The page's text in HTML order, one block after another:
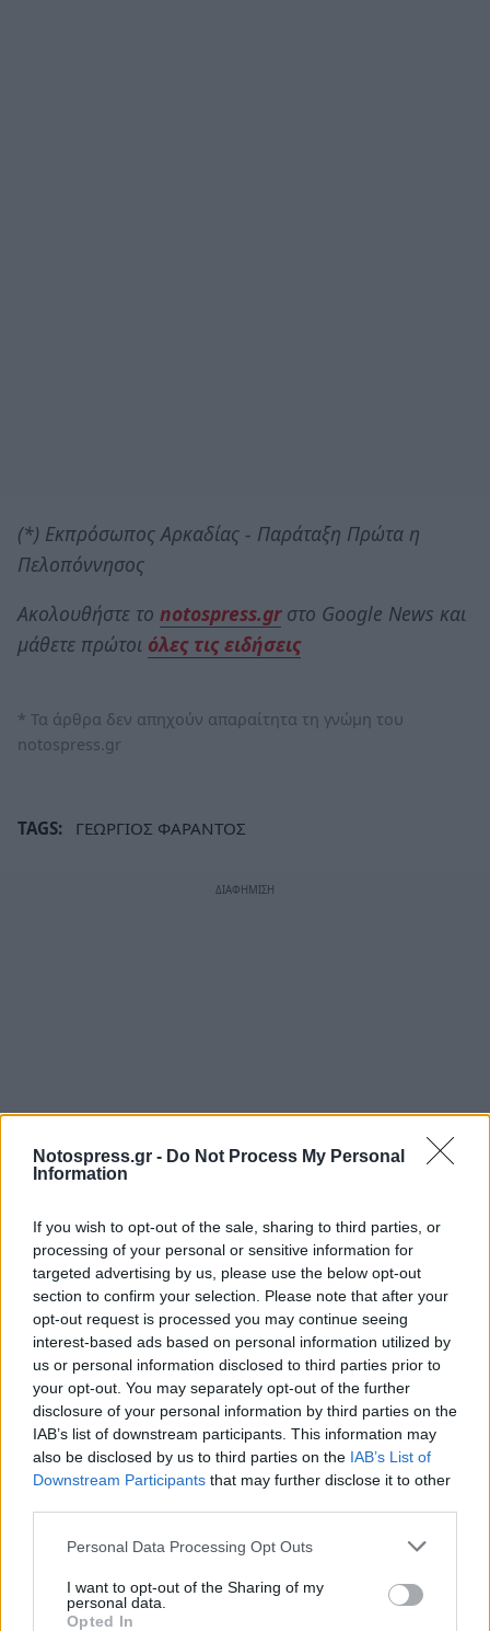
Notospress.gr - Do Not Process My Personal
Information
If you wish to opt-out of the sale, sharing to third parties, or
processing of your personal or sensitive information for
targeted advertising by us, please use the below opt-out
section to confirm your selection. Please note that after your
opt-out request is processed you may continue seeing
interest-based ads based on personal information utilized by
us or personal information disclosed to third parties prior to
your opt-out. You may separately opt-out of the further
disclosure of your personal information by third parties on the
IAB’s list of downstream participants. This information may
also be disclosed by us to third parties on the IAB’s List of
Downstream Participants that may further disclose it to other
Personal Data Processing Opt Outs
I want to opt-out of the Sharing of my
personal data.
Opted In
(*) Εκπρόσωπος Αρκαδίας - Παράταξη Πρώτα η
Πελοπόννησος
Ακολουθήστε το notospress.grστο Google News και
μάθετε πρώτοι όλες τις ειδήσεις
* Τα άρθρα δεν απηχούν απαραίτητα τη γνώμη του
notospress.gr
TAGS: ΓΕΩΡΓΙΟΣ ΦΑΡΑΝΤΟΣ